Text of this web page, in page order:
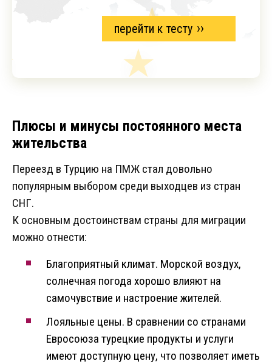
перейти к тесту
Плюсы и минусы постоянного места
жительства
Переезд в Турцию на ПМЖ стал довольно
популярным выбором среди выходцев из стран
СНГ.
К основным достоинствам страны для миграции
можно отнести:
Благоприятный климат. Морской воздух,
солнечная погода хорошо влияют на
самочувствие и настроение жителей.
Лояльные цены. В сравнении со странами
Евросоюза турецкие продукты и услуги
имеют доступную цену, что позволяет иметь